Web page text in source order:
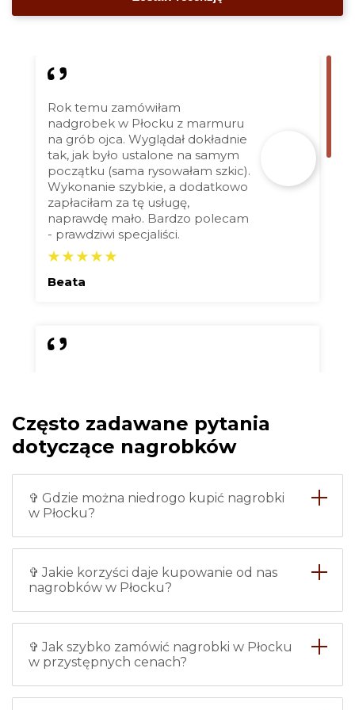
Rok temu zamówiłam
nadgrobek w Płocku z marmuru
na grób ojca. Wyglądał dokładnie
tak, jak było ustalone na samym
początku (sama rysowałam szkic).
Wykonanie szybkie, a dodatkowo
zapłaciłam za tę usługę,
naprawdę mało. Bardzo polecam
- prawdziwi specjaliści.
Beata
ze zdjęciem. Wszystko zostało
zrobione bardzo dokładnie i na
czas, nie mam żadnych zarzutów.
Instalację również wykonywali
profesjonaliści, więc śmiało
polecam.
Maria
Każdy z pracowników tej firmy -
to specjalista z klasą. Uważnie
następnie dokładnie je realizują.
Często zadawane pytania
dotyczące nagrobków
✞ Gdzie można niedrogo kupić nagrobki
w Płocku?
✞ Jakie korzyści daje kupowanie od nas
nagrobków w Płocku?
✞ Jak szybko zamówić nagrobki w Płocku
w przystępnych cenach?